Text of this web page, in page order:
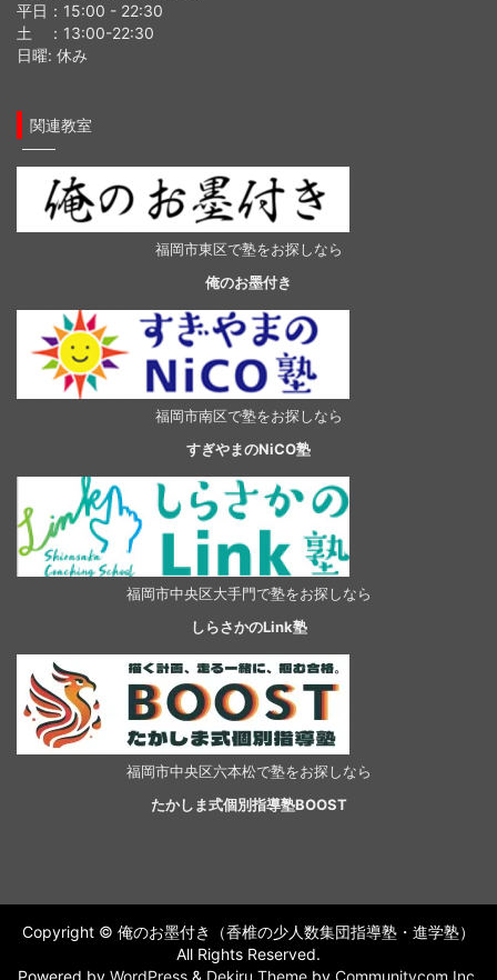
平日：15:00 - 22:30
土 ：13:00-22:30
日曜: 休み
関連教室
福岡市東区で塾をお探しなら
俺のお墨付き
福岡市南区で塾をお探しなら
すぎやまのNiCO塾
福岡市中央区大手門で塾をお探しなら
しらさかのLink塾
福岡市中央区六本松で塾をお探しなら
たかしま式個別指導塾BOOST
Copyright © 俺のお墨付き（香椎の少人数集団指導塾・進学塾）
All Rights Reserved.